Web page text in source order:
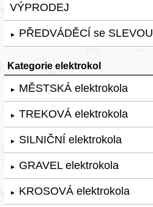
VÝPRODEJ
► PŘEDVÁDĚCÍ se SLEVOU
Kategorie elektrokol
► MĚSTSKÁ elektrokola
► TREKOVÁ elektrokola
► SILNIČNÍ elektrokola
► GRAVEL elektrokola
► KROSOVÁ elektrokola